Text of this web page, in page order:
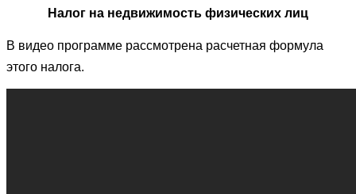
Налог на недвижимость физических лиц
В видео программе рассмотрена расчетная формула
этого налога.